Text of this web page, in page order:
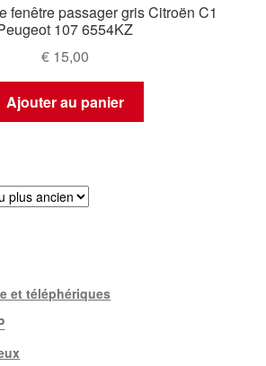
fenêtre passager gris Citroën C1
107 6554KZ
€15,00
Ajouter au panier
et téléphériques